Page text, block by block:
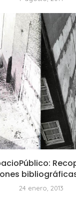
24 enero, 2013